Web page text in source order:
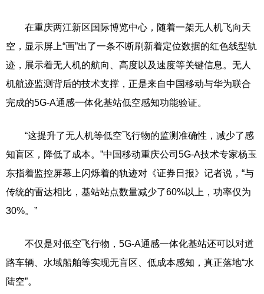
在重庆两江新区国际博览中心，随着一架无人机飞向天
空，显示屏上“画”出了一条不断刷新着定位数据的红色线型轨
迹，展示着无人机的航向、高度以及速度等关键信息。无人
机航迹监测背后的技术支撑，正是来自中国移动与华为联合
完成的5G-A通感一体化基站低空感知功能验证。
“这提升了无人机等低空飞行物的监测准确性，减少了感
知盲区，降低了成本。”中国移动重庆公司5G-A技术专家杨玉
东指着监控屏幕上闪烁着的轨迹对《证券日报》记者说，“与
传统的雷达相比，基站站点数量减少了60%以上，功率仅为
30%。”
不仅是对低空飞行物，5G-A通感一体化基站还可以对道
路车辆、水域船舶等实现无盲区、低成本感知，真正落地“水
陆空”。